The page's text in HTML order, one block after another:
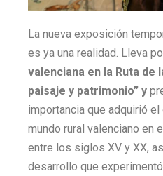
La nueva exposición
es ya una realidad. Lleva
valenciana en la Ruta de
paisaje y patrimonio” y
importancia que adquirió el
mundo rural valenciano en
entre los siglos XV y XX,
desarrollo que